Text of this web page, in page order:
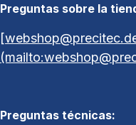
Preguntas sobre la
Preguntas técnicas: